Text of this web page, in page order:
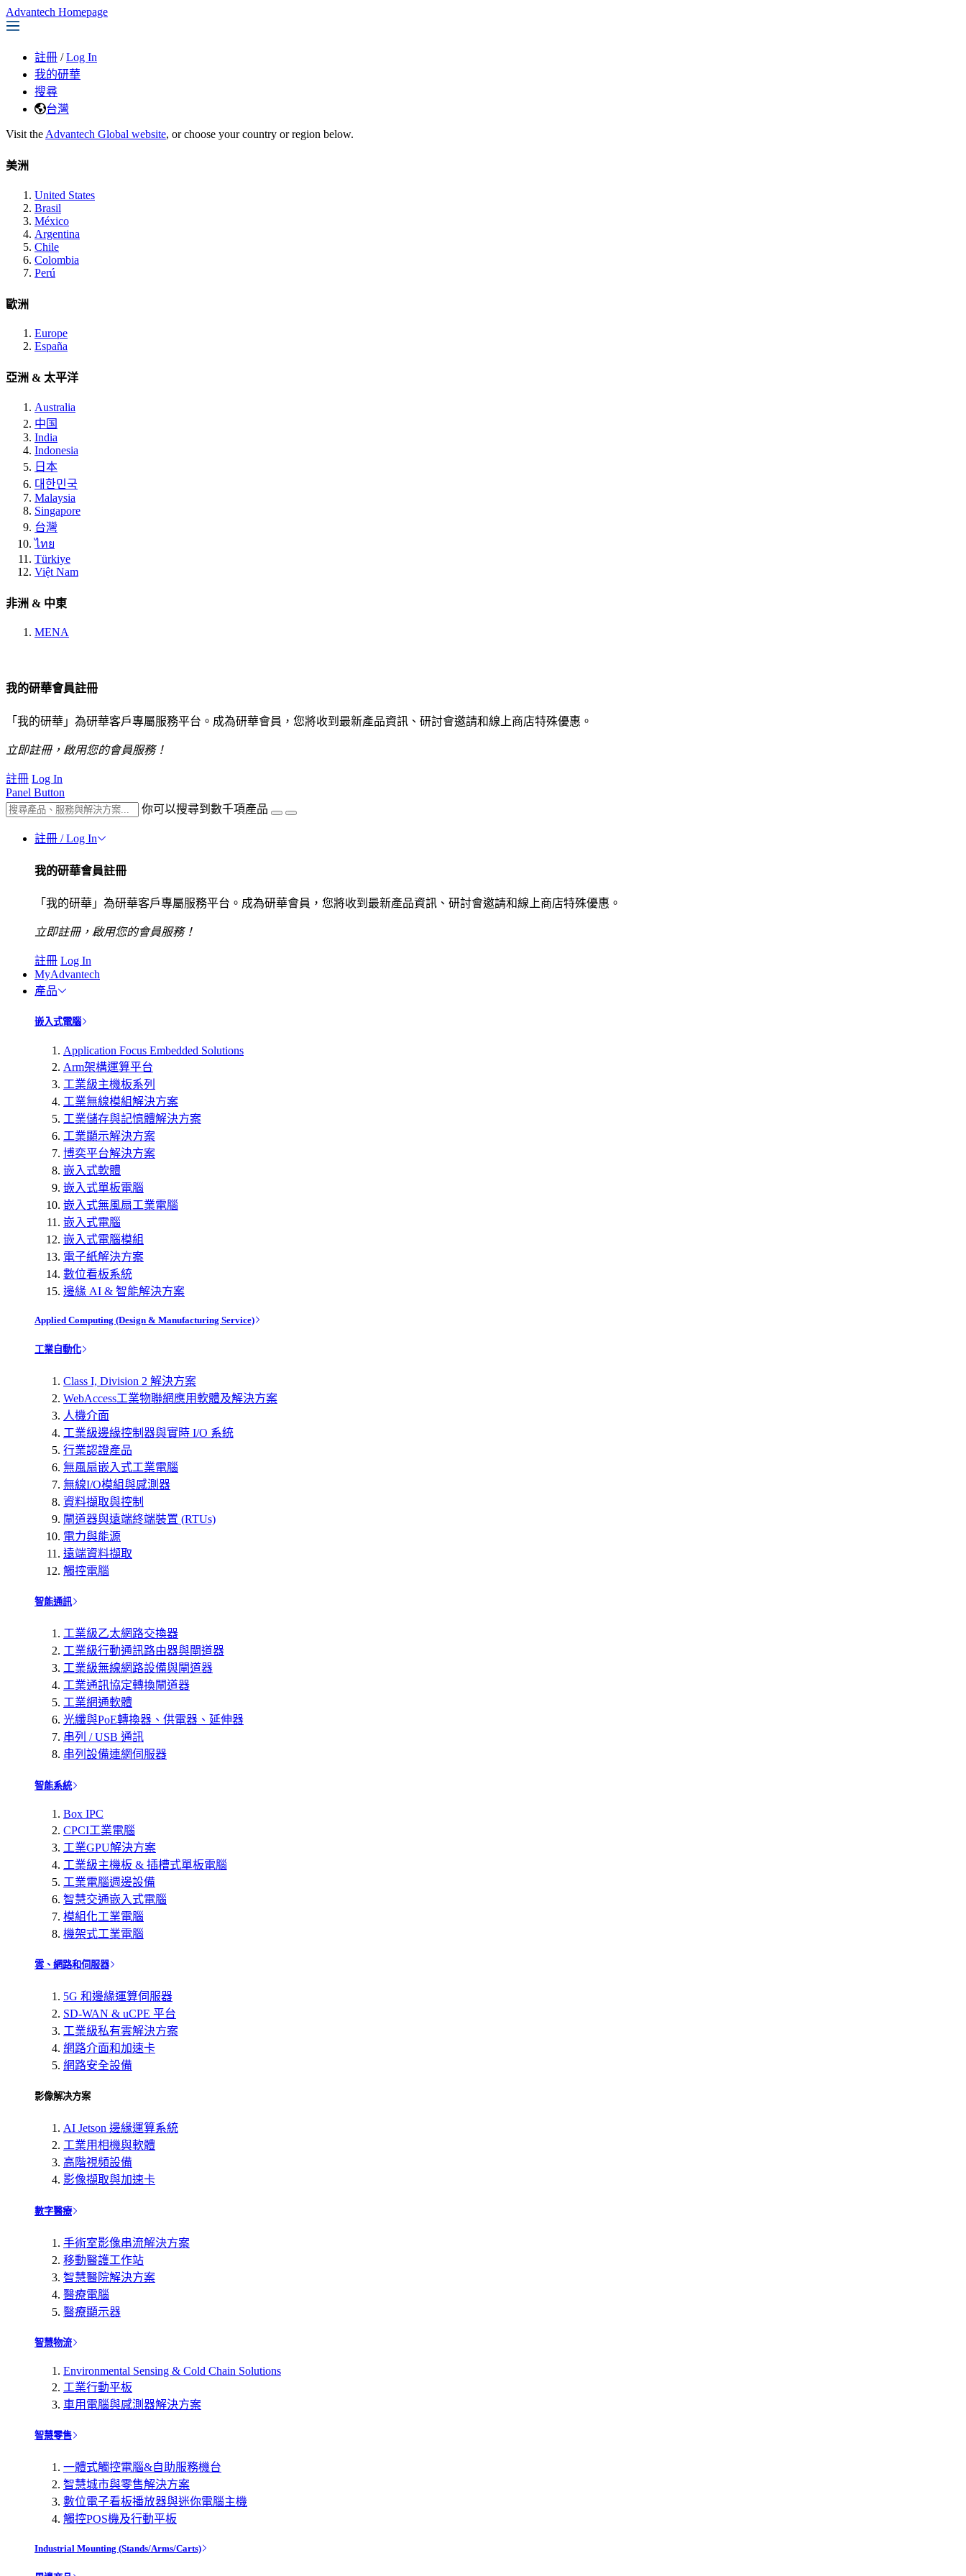
Advantech Homepage
註冊 / Log In
我的研華
搜尋
台灣
Visit the Advantech Global website, or choose your country or region below.
美洲
United States
Brasil
México
Argentina
Chile
Colombia
Perú
歐洲
Europe
España
亞洲 & 太平洋
Australia
中国
India
Indonesia
日本
대한민국
Malaysia
Singapore
台灣
ไทย
Türkiye
Việt Nam
非洲 & 中東
MENA
我的研華會員註冊
「我的研華」為研華客戶專屬服務平台。成為研華會員，您將收到最新產品資訊、研討會邀請和線上商店特殊優惠。
立即註冊，啟用您的會員服務！
註冊 Log In
Panel Button
你可以搜尋到數千項產品
註冊 / Log In
我的研華會員註冊
「我的研華」為研華客戶專屬服務平台。成為研華會員，您將收到最新產品資訊、研討會邀請和線上商店特殊優惠。
立即註冊，啟用您的會員服務！
註冊 Log In
MyAdvantech
產品
嵌入式電腦
Application Focus Embedded Solutions
Arm架構運算平台
工業級主機板系列
工業無線模組解決方案
工業儲存與記憶體解決方案
工業顯示解決方案
博奕平台解決方案
嵌入式軟體
嵌入式單板電腦
嵌入式無風扇工業電腦
嵌入式電腦
嵌入式電腦模組
電子紙解決方案
數位看板系統
邊緣 AI & 智能解決方案
Applied Computing (Design & Manufacturing Service)
工業自動化
Class I, Division 2 解決方案
WebAccess工業物聯網應用軟體及解決方案
人機介面
工業級邊緣控制器與實時 I/O 系統
行業認證產品
無風扇嵌入式工業電腦
無線I/O模組與感測器
資料擷取與控制
閘道器與遠端終端裝置 (RTUs)
電力與能源
遠端資料擷取
觸控電腦
智能通訊
工業級乙太網路交換器
工業級行動通訊路由器與閘道器
工業級無線網路設備與閘道器
工業通訊協定轉換閘道器
工業網通軟體
光纖與PoE轉換器、供電器、延伸器
串列 / USB 通訊
串列設備連網伺服器
智能系統
Box IPC
CPCI工業電腦
工業GPU解決方案
工業級主機板 & 插槽式單板電腦
工業電腦週邊設備
智慧交通嵌入式電腦
模組化工業電腦
機架式工業電腦
雲、網路和伺服器
5G 和邊緣運算伺服器
SD-WAN & uCPE 平台
工業級私有雲解決方案
網路介面和加速卡
網路安全設備
影像解决方案
AI Jetson 邊緣運算系統
工業用相機與軟體
高階視頻設備
影像擷取與加速卡
數字醫療
手術室影像串流解決方案
移動醫護工作站
智慧醫院解決方案
醫療電腦
醫療顯示器
智慧物流
Environmental Sensing & Cold Chain Solutions
工業行動平板
車用電腦與感測器解決方案
智慧零售
一體式觸控電腦&自助服務機台
智慧城市與零售解決方案
數位電子看板播放器與迷你電腦主機
觸控POS機及行動平板
Industrial Mounting (Stands/Arms/Carts)